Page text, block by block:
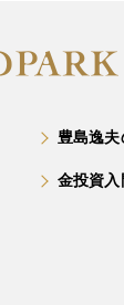
豊島逸
金投資入